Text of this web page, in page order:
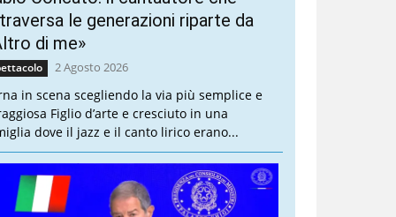
le generazioni riparte da
di me»
2 Agosto 2026
in scena scegliendo la via più semplice e
Figlio d’arte e cresciuto in una
dove il jazz e il canto lirico erano...